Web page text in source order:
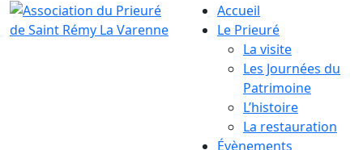
Accueil
Le Prieuré
La visite
Les Journées du
Patrimoine
L’histoire
La restauration
Évènements